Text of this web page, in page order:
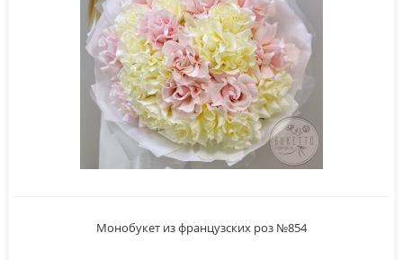
Монобукет из французских роз №854